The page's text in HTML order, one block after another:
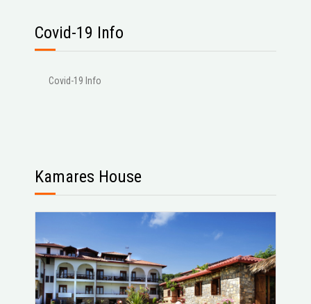
Covid-19 Info
Covid-19 Info
Kamares House